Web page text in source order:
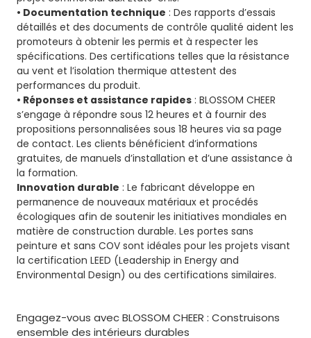
• Documentation technique : Des rapports d’essais
détaillés et des documents de contrôle qualité aident les
promoteurs à obtenir les permis et à respecter les
spécifications. Des certifications telles que la résistance
au vent et l’isolation thermique attestent des
performances du produit.
• Réponses et assistance rapides : BLOSSOM CHEER
s’engage à répondre sous 12 heures et à fournir des
propositions personnalisées sous 18 heures via sa page
de contact. Les clients bénéficient d’informations
gratuites, de manuels d’installation et d’une assistance à
la formation.
Innovation durable : Le fabricant développe en
permanence de nouveaux matériaux et procédés
écologiques afin de soutenir les initiatives mondiales en
matière de construction durable. Les portes sans
peinture et sans COV sont idéales pour les projets visant
la certification LEED (Leadership in Energy and
Environmental Design) ou des certifications similaires.
Engagez-vous avec BLOSSOM CHEER : Construisons
ensemble des intérieurs durables